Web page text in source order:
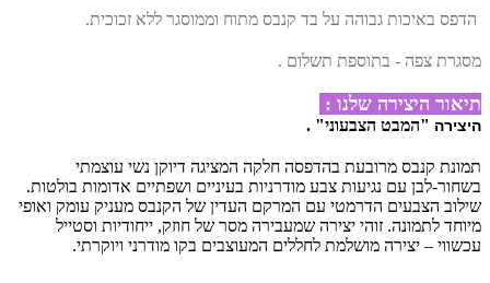
הדפס באיכות גבוהה על בד קנבס מתוח וממוסגר ללא זכוכית.
מסגרת צפה - בתוספת תשלום .
תיאור היצירה שלנו :
היצירה "המבט הצבעוני" .
תמונת קנבס מרובעת בהדפסה חלקה המציגה דיוקן נשי עוצמתי
בשחור-לבן עם נגיעות צבע מודרניות בעיניים ושפתיים אדומות בולטות.
שילוב הצבעים הדרמטי עם המרקם העדין של הקנבס מעניק עומק ואופי
מיוחד לתמונה. זוהי יצירה שמעבירה מסר של חוזק, ייחודיות וסטייל
עכשווי – יצירה מושלמת לחללים המעוצבים בקו מודרני ויוקרתי.